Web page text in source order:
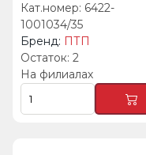
6422-
1001034/35
ПТП
2
На филиалах